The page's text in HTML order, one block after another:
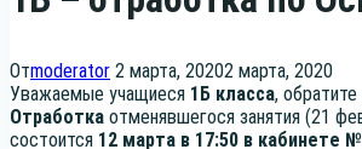
Отmoderator 2 марта, 20202 марта, 2020
Ува­жа­е­мые уча­щи­е­ся 1Б клас­са,
Отра­бот­ка отме­няв­ше­го­ся заня­тия (21
состо­ит­ся 12 мар­та в 17:50 в каби­не­те